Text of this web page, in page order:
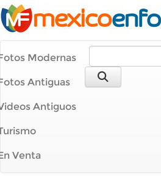
Modernas
Antiguas
Antiguos
Venta